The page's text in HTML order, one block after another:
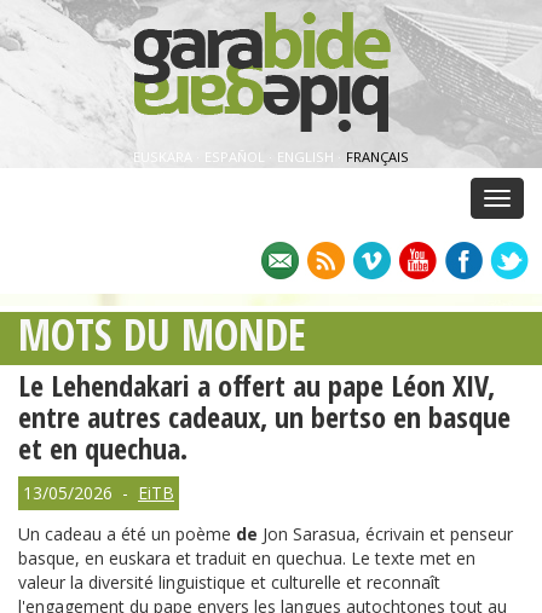
EUSKARA ESPAÑOL · ENGLISH · FRANÇAIS
MOTS DU MONDE
Le Lehendakari a offert au pape Léon XIV,
entre autres cadeaux, un bertso en basque
et en quechua.
13/05/2026 - EiTB
Un cadeau a été un poème de Jon Sarasua, écrivain et penseur
basque, en euskara et traduit en quechua. Le texte met en
valeur la diversité linguistique et culturelle et reconnaît
l'engagement du pape envers les langues autochtones tout au